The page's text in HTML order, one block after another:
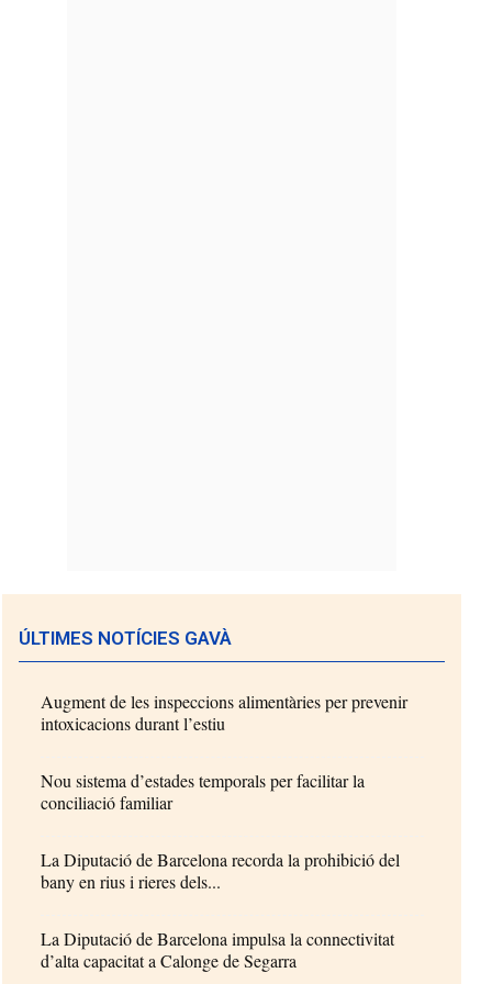
ÚLTIMES NOTÍCIES GAVÀ
Augment de les inspeccions alimentàries per prevenir
intoxicacions durant l’estiu
Nou sistema d’estades temporals per facilitar la
conciliació familiar
La Diputació de Barcelona recorda la prohibició del
bany en rius i rieres dels...
La Diputació de Barcelona impulsa la connectivitat
d’alta capacitat a Calonge de Segarra